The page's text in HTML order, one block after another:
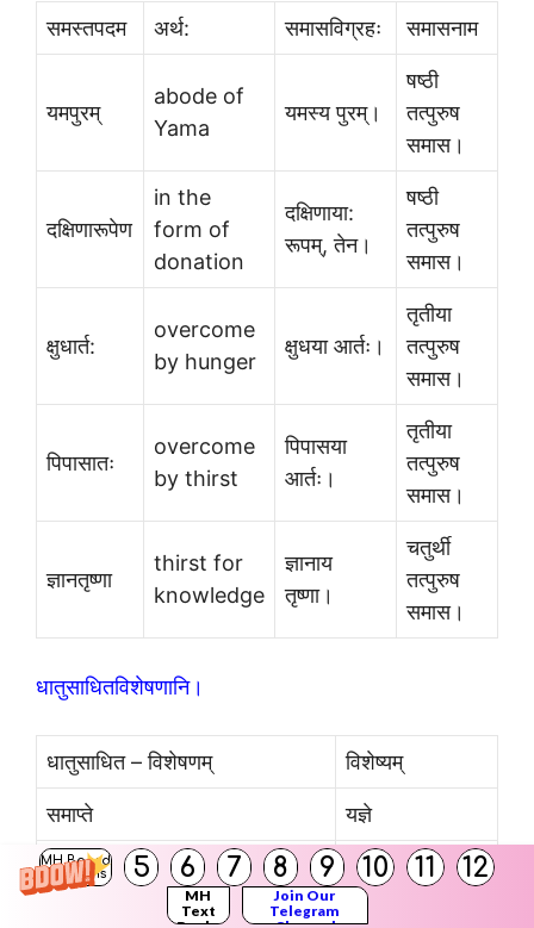
MH Board
Solutions
5 6 7 8 9 10 11 12
MH
Text
Join Our
Telegram
समस्तपदम अर्थ: समासविग्रहः समासनाम
यमपुरम्
abode of
Yama
यमस्य पुरम्।
षष्ठी
तत्पुरुष
समास।
दक्षिणारूपेण
in the
form of
donation
दक्षिणाया:
रूपम्, तेन।
षष्ठी
तत्पुरुष
समास।
क्षुधार्त:
overcome
by hunger
क्षुधया आर्तः।
तृतीया
तत्पुरुष
समास।
पिपासातः
overcome
by thirst
पिपासया
आर्तः।
तृतीया
तत्पुरुष
समास।
ज्ञानतृष्णा
thirst for
knowledge
ज्ञानाय
तृष्णा।
चतुर्थी
तत्पुरुष
समास।
धातुसाधितविशेषणानि।
धातुसाधित – विशेषणम् विशेष्यम्
समाप्ते यज्ञे
अनुपस्थितः, प्राप्त: यमः